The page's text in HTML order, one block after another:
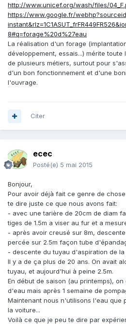
http://www.unicef.org/wash/files/
https://www.google.fr/
8#q=forage%20d%27eau
La réalisation d'un forage
développement, essais...) mérite
de plusieurs métiers, surtout pour
d'un bon fonctionnement et d'une
l'ouvrage.
Citer
ecec
Posté(e) 5 mai 2015
Bonjour,
Pour avoir déjà fait ce genre de
te dire juste ce que nous avons fait:
- avec une tarière de 20cm de diam
tiges de 1.5m a viser au fur et a
- après avoir creusé sur 8m,
percée sur 2.5m façon tube
- descente du tuyau d'aspiration de la
Il y a de ça plus de 20 ans. On avait
tuyau, et aujourd'hui à peine 2.5m.
En début de saison (au printemps), on
d'eau mais après 1 semaine de
Maintenant nous n'utilisons l'eau que
la voiture...
Voilà ce que je peu te dire par